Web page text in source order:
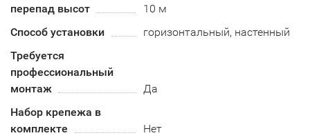
перепад высот
10 м
Способ установки
горизонтальный, настенный
Требуется
профессиональный
монтаж
Да
Набор крепежа в
комплекте
Нет